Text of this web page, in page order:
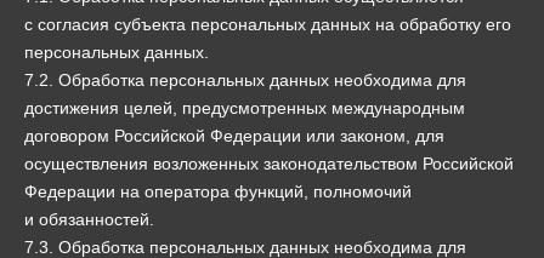
с согласия субъекта персональных данных на обработку его
персональных данных.
7.2. Обработка персональных данных необходима для
достижения целей, предусмотренных международным
договором Российской Федерации или законом, для
осуществления возложенных законодательством Российской
Федерации на оператора функций, полномочий
и обязанностей.
7.3. Обработка персональных данных необходима для